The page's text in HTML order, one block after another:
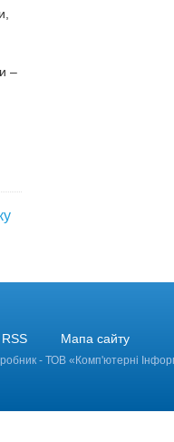
–
RSS Мапа сайту
- ТОВ « Комп'ютерні